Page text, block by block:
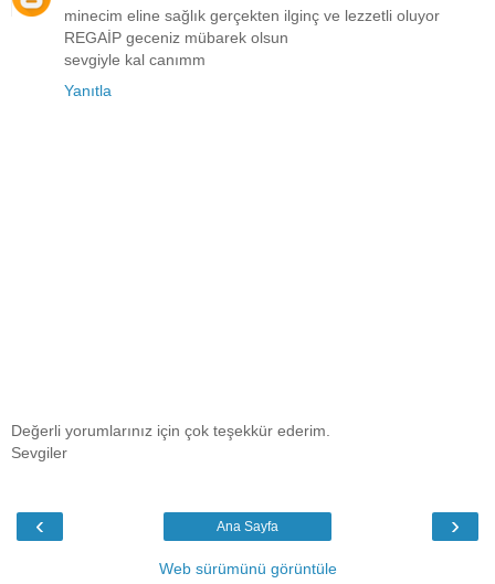
minecim eline sağlık gerçekten ilginç ve lezzetli oluyor
REGAİP geceniz mübarek olsun
sevgiyle kal canımm
Yanıtla
Değerli yorumlarınız için çok teşekkür ederim.
Sevgiler
‹ ›
Ana Sayfa
Web sürümünü görüntüle